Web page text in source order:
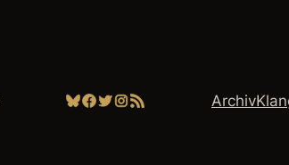
Bluesky
Facebook
Twitter
Instagram
RSS-Feed Archiv